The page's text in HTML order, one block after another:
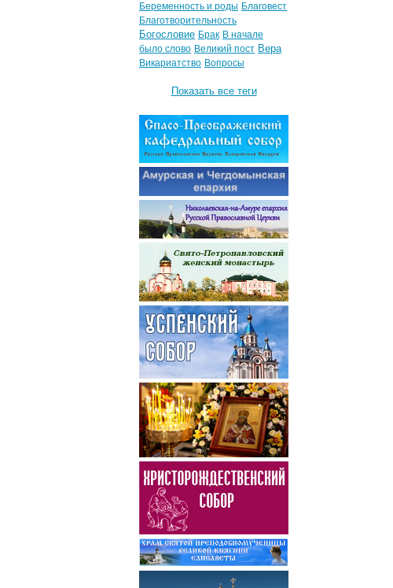
Беременность и роды Благовест
Благотворительность
Богословие Брак В начале
было слово Великий пост Вера
Викариатство Вопросы
Показать все теги